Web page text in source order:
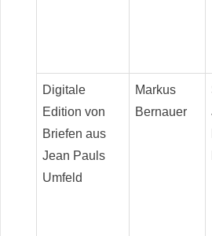
Digitale
Edition von
Briefen aus
Jean Pauls
Umfeld
Markus
Bernauer